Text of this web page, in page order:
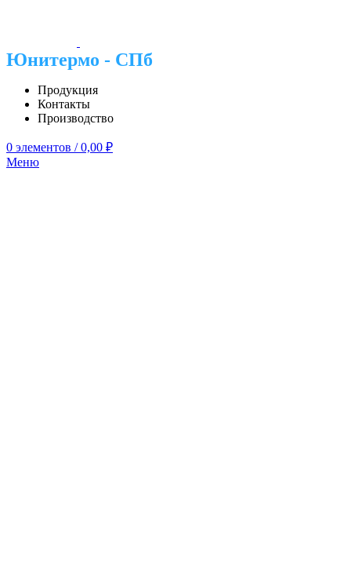
Юнитермо - СПб
Продукция
Контакты
Производство
0 элементов / 0,00 ₽
Меню